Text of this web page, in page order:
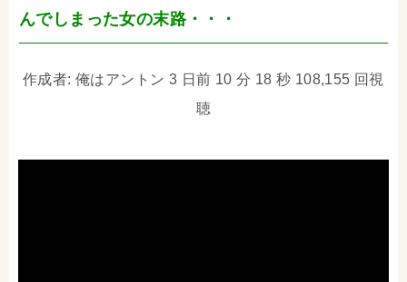
んでしまった女の末路・・・
作成者: 俺はアントン 3 日前 10 分 18 秒 108,155 回視
聴